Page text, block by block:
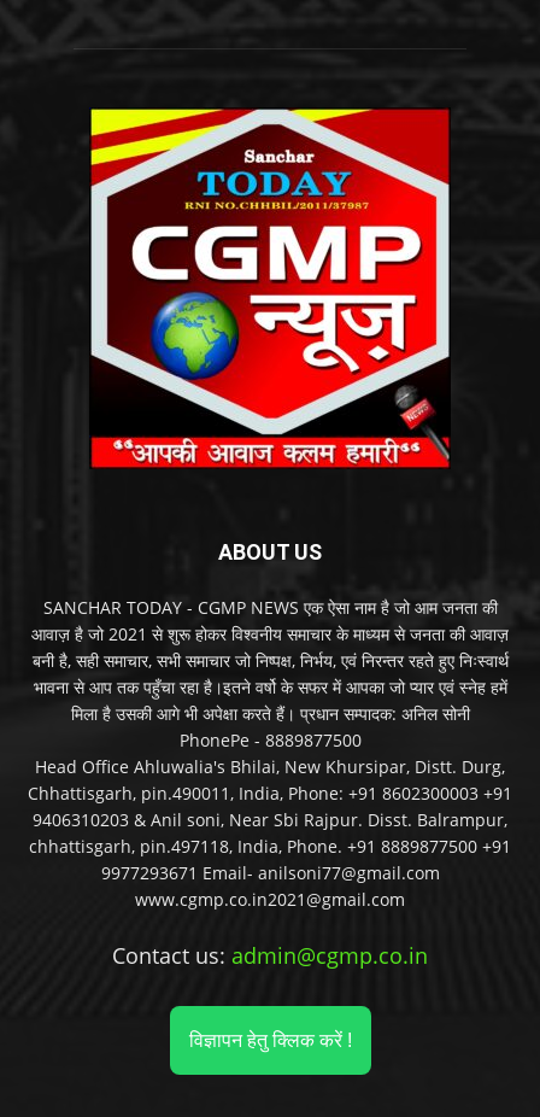
ABOUT US
SANCHAR TODAY - CGMP NEWS एक ऐसा नाम है जो आम जनता की
आवाज़ है जो 2021 से शुरू होकर विश्वनीय समाचार के माध्यम से जनता की आवाज़
बनी है, सही समाचार, सभी समाचार जो निष्पक्ष, निर्भय, एवं निरन्तर रहते हुए निःस्वार्थ
भावना से आप तक पहुँचा रहा है।इतने वर्षो के सफर में आपका जो प्यार एवं स्नेह हमें
मिला है उसकी आगे भी अपेक्षा करते हैं। प्रधान सम्पादक: अनिल सोनी
PhonePe - 8889877500
Head Office Ahluwalia's Bhilai, New Khursipar, Distt. Durg,
Chhattisgarh, pin.490011, India, Phone: +91 8602300003 +91
9406310203 & Anil soni, Near Sbi Rajpur. Disst. Balrampur,
chhattisgarh, pin.497118, India, Phone. +91 8889877500 +91
9977293671 Email- anilsoni77@gmail.com
www.cgmp.co.in2021@gmail.com
Contact us: admin@cgmp.co.in
विज्ञापन हेतु क्लिक करें !